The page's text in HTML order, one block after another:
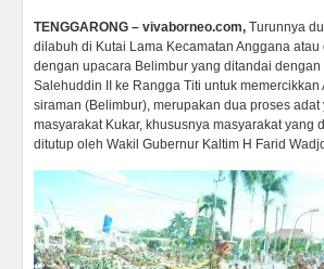
TENGGARONG – vivaborneo.com, Turunnya
dilabuh di Kutai Lama Kecamatan Anggana
dengan upacara Belimbur yang ditandai
Salehuddin II ke Rangga Titi untuk
siraman (Belimbur), merupakan dua proses
masyarakat Kukar, khususnya masyarakat
ditutup oleh Wakil Gubernur Kaltim H Farid